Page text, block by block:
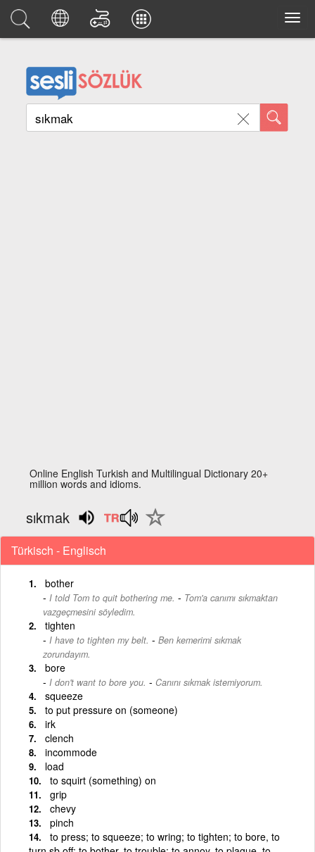
Online English Turkish and Multilingual Dictionary 20+
million words and idioms.
sıkmak
Türkisch - Englisch
bother
I told Tom to quit bothering me. - Tom'a canımı sıkmaktan
vazgeçmesini söyledim.
tighten
I have to tighten my belt. - Ben kemerimi sıkmak
zorundayım.
bore
I don't want to bore you. - Canını sıkmak istemiyorum.
squeeze
to put pressure on (someone)
irk
clench
incommode
load
to squirt (something) on
grip
chevy
pinch
to press; to squeeze; to wring; to tighten; to bore, to